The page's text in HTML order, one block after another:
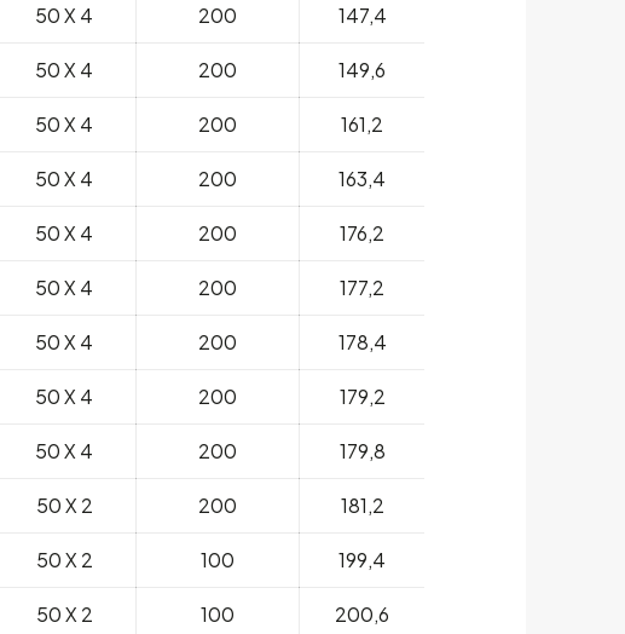
50 X 4 200 147,4
50 X 4 200 149,6
50 X 4 200 161,2
50 X 4 200 163,4
50 X 4 200 176,2
50 X 4 200 177,2
50 X 4 200 178,4
50 X 4 200 179,2
50 X 4 200 179,8
50 X 2 200 181,2
50 X 2 100 199,4
50 X 2 100 200,6